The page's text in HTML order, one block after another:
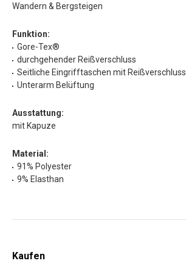
Wandern & Bergsteigen
Funktion:
Gore-Tex®
durchgehender Reißverschluss
Seitliche Eingrifftaschen mit Reißverschluss
Unterarm Belüftung
Ausstattung:
mit Kapuze
Material:
91% Polyester
9% Elasthan
Kaufen